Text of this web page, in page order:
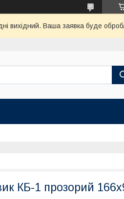
вихідний. Ваша заявка буде
КБ-1 прозорий